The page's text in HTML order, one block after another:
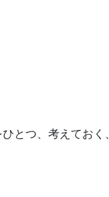
とつ、考えておく